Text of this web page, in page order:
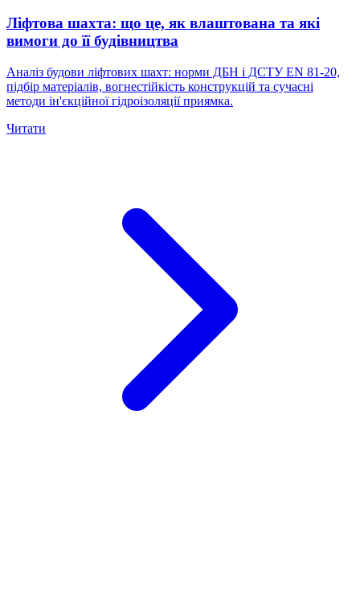
Ліфтова шахта: що це, як влаштована та які
вимоги до її будівництва
Аналіз будови ліфтових шахт: норми ДБН і ДСТУ EN 81-20,
підбір матеріалів, вогнестійкість конструкцій та сучасні
методи ін'єкційної гідроізоляції приямка.
Читати